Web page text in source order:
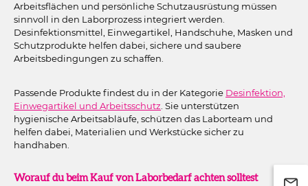
Arbeitsflächen und persönliche Schutzausrüstung müssen
sinnvoll in den Laborprozess integriert werden.
Desinfektionsmittel, Einwegartikel, Handschuhe, Masken und
Schutzprodukte helfen dabei, sichere und saubere
Arbeitsbedingungen zu schaffen.
Passende Produkte findest du in der Kategorie Desinfektion,
Einwegartikel und Arbeitsschutz . Sie unterstützen
hygienische Arbeitsabläufe, schützen das Laborteam und
helfen dabei, Materialien und Werkstücke sicher zu
handhaben.
Worauf du beim Kauf von Laborbedarf achten solltest